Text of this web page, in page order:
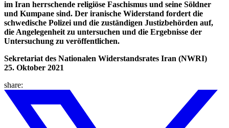
im Iran herrschende religiöse Faschismus und seine Söldner
und Kumpane sind. Der iranische Widerstand fordert die
schwedische Polizei und die zuständigen Justizbehörden auf,
die Angelegenheit zu untersuchen und die Ergebnisse der
Untersuchung zu veröffentlichen.
Sekretariat des Nationalen Widerstandsrates Iran (NWRI)
25. Oktober 2021
share: